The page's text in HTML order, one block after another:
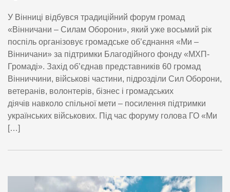
У Вінниці відбувся традиційний форум громад
«Вінничани – Силам Оборони», який уже восьмий рік
поспіль організовує громадське об’єднання «Ми –
Вінничани» за підтримки Благодійного фонду «МХП-
Громаді». Захід об’єднав представників 60 громад
Вінниччини, військові частини, підрозділи Сил Оборони,
ветеранів, волонтерів, бізнес і громадських
діячів навколо спільної мети – посилення підтримки
українських військових. Під час форуму голова ГО «Ми
[…]